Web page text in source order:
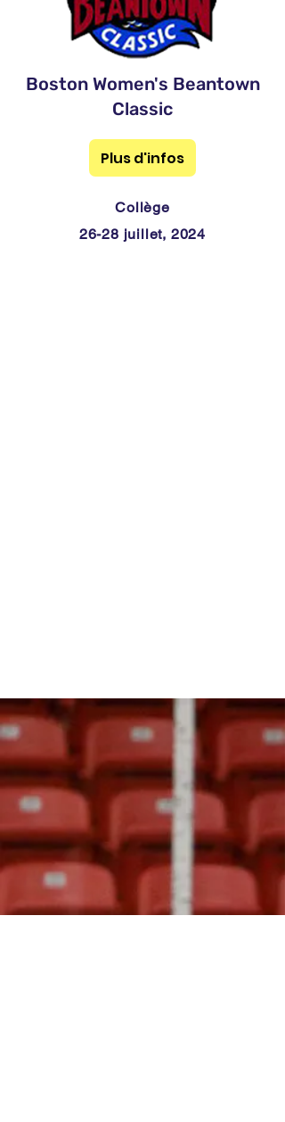
Boston Women's Beantown
Classic
Plus d'infos
Collège
26-28 juillet, 2024